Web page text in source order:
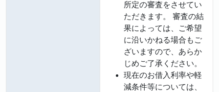
所定の審査をさせてい
ただきます。 審査の結
果によっては、ご希望
に沿いかねる場合もご
ざいますので、あらか
じめご了承ください。
現在のお借入利率や軽
減条件等については、